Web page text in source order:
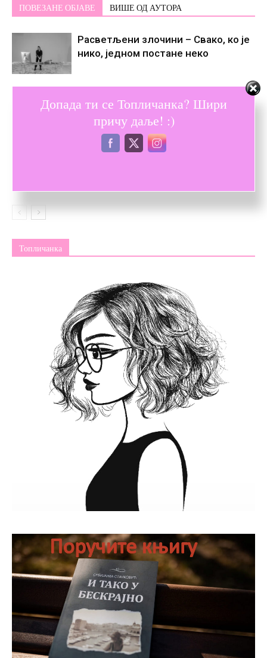
ПОВЕЗАНЕ ОБЈАВЕ ВИШЕ ОД АУТОРА
Расветљени злочини – Свако, ко је
нико, једном постане некo
Папир трпи наглас изречене
реченице
Страдање жена – 107 година од
Топличанка
Допада ти се Топличанка? Шири
причу даље! :)